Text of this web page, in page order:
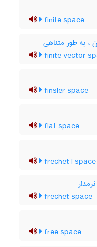
finite space
، به طور متناهی
finite vector
finsler space
flat space
frechet l space
frechet space
free space